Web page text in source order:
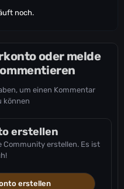
noch.
oder melde
um einen Kommentar
können
erstellen
Community erstellen. Es ist
erstellen